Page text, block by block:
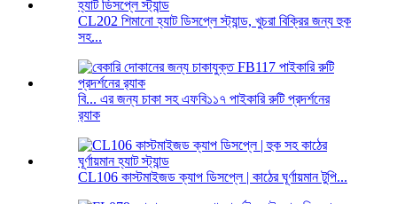
CL202 শিমানো হ্যাট ডিসপ্লে স্ট্যান্ড, খুচরা বিক্রির জন্য হুক
সহ...
বি... এর জন্য চাকা সহ এফবি১১৭ পাইকারি রুটি প্রদর্শনের
র‍্যাক
CL106 কাস্টমাইজড ক্যাপ ডিসপ্লে | কাঠের ঘূর্ণায়মান টুপি...